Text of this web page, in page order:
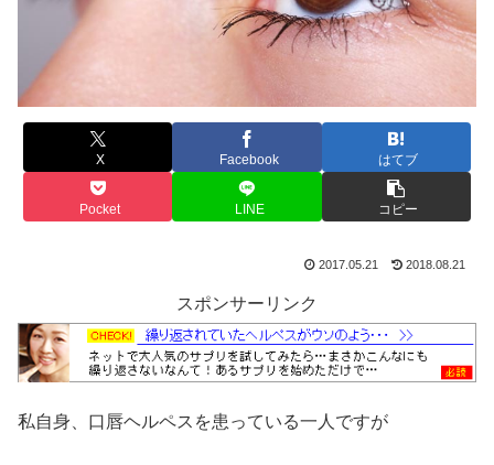
X Facebook はてブ
Pocket LINE コピー
2017.05.21 2018.08.21
スポンサーリンク
私自身、口唇ヘルペスを患っている一人ですが